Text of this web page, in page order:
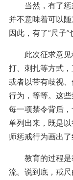
当然，有了惩
并不意味着可以随
因此，有了“尺子”
此次征求意见
打、刺扎等方式
或者以带有歧视
行为，等等。这
每一项禁令背后
单列出来，既是
师惩戒行为画出了
教育的过程是
流。说到底，戒尺